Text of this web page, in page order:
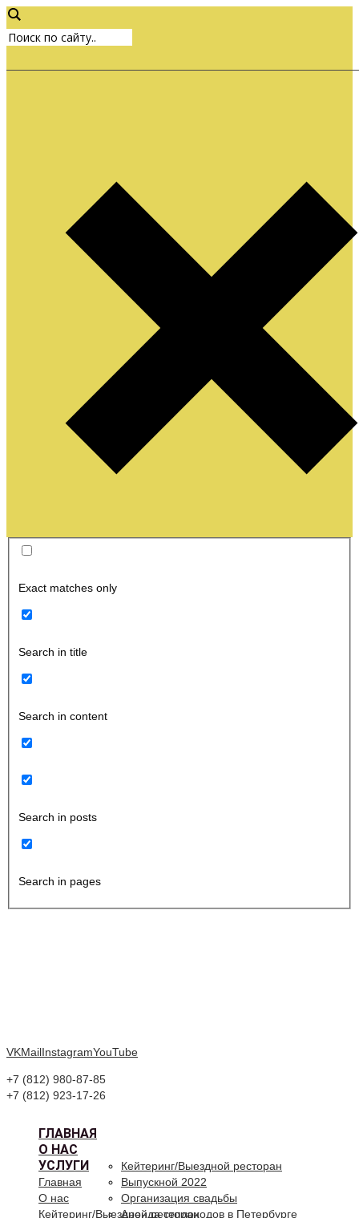
Exact matches only
Search in title
Search in content
Search in posts
Search in pages
VKMailInstagramYouTube
+7 (812) 980-87-85
+7 (812) 923-17-26
ГЛАВНАЯ
О НАС
УСЛУГИ
Кейтеринг/Выездной ресторан
Выпускной 2022
Организация свадьбы
Аренда теплоходов в Петербурге
Главная
О нас
Кейтеринг/Выездной ресторан